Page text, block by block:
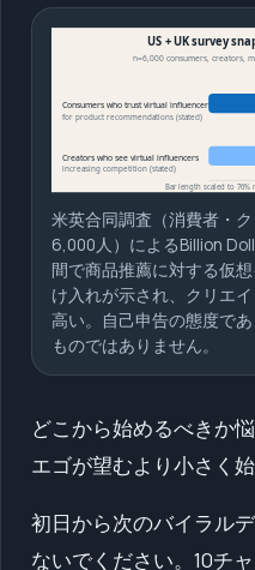
米英合同調査（消費者・
6,000人）によるBillion
間で商品推薦に対する仮
け入れが示され、クリエ
高い。自己申告の態度で
ものではありません。
どこから始めるべきか
エゴが望むより小さく
初日から次のバイラル
ないでください。10チ